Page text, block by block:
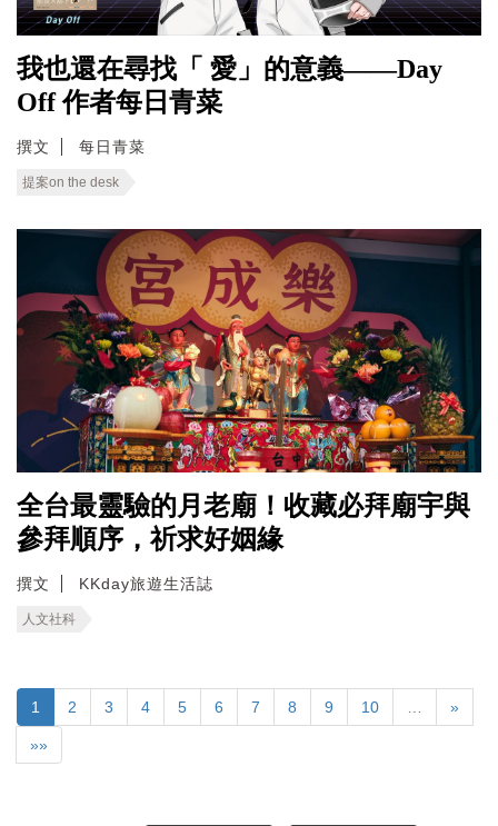
我也還在尋找「 愛」的意義——Day
Off 作者每日青菜
撰文 每日青菜
提案on the desk
全台最靈驗的月老廟！收藏必拜廟宇與
參拜順序，祈求好姻緣
撰文 KKday旅遊生活誌
人文社科
1 2 3 4 5 6 7 8 9 10 »
»»